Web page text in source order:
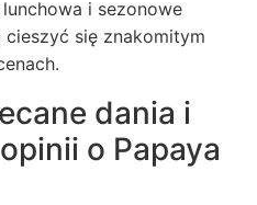
i sezonowe
się znakomitym
dania i
o Papaya